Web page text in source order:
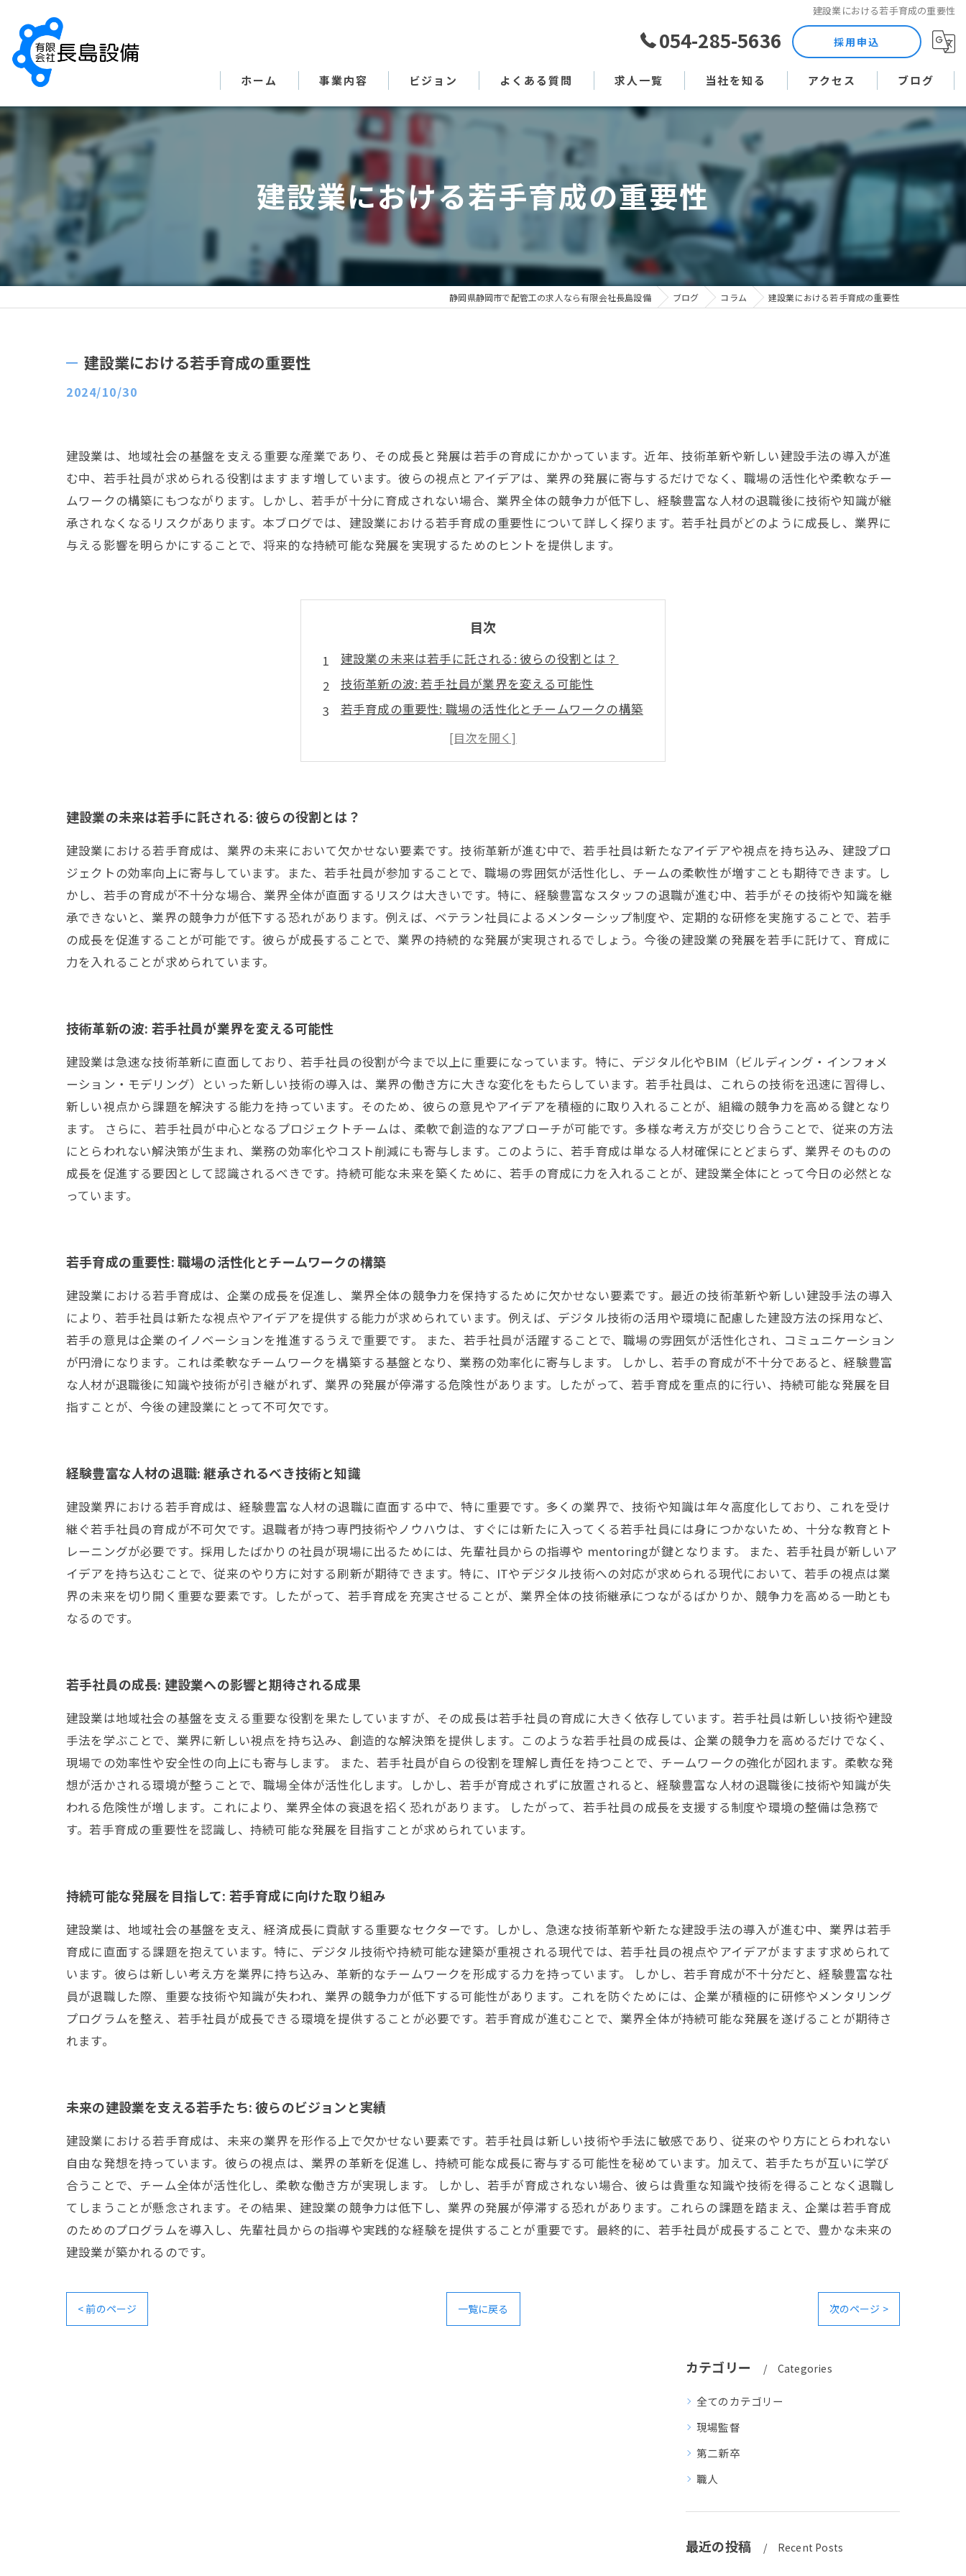
建設業における若手育成の重要性
054-285-5636 採用申込
ホーム 事業内容 ビジョン よくある質問 求人一覧 当社を知る
土木作業員
現場監督
未経験
直行直帰
アクセス ブログ
コラム
建設業における若手育成の重要性
静岡県静岡市で配管工の求人なら有限会社長島設備 ブログ コラム 建設業における若手育成の重要性
建設業における若手育成の重要性
2024/10/30
建設業は、地域社会の基盤を支える重要な産業であり、その成長と発展は若手の育成にかかっています。近年、技術革新や新しい建設手法の導入が進
む中、若手社員が求められる役割はますます増しています。彼らの視点とアイデアは、業界の発展に寄与するだけでなく、職場の活性化や柔軟なチー
ムワークの構築にもつながります。しかし、若手が十分に育成されない場合、業界全体の競争力が低下し、経験豊富な人材の退職後に技術や知識が継
承されなくなるリスクがあります。本ブログでは、建設業における若手育成の重要性について詳しく探ります。若手社員がどのように成長し、業界に
与える影響を明らかにすることで、将来的な持続可能な発展を実現するためのヒントを提供します。
目次
建設業の未来は若手に託される: 彼らの役割とは？
技術革新の波: 若手社員が業界を変える可能性
若手育成の重要性: 職場の活性化とチームワークの構築
経験豊富な人材の退職: 継承されるべき技術と知識
若手社員の成長: 建設業への影響と期待される成果
未来の建設業を支える若手たち: 彼らのビジョンと実績
建設業の未来は若手に託される: 彼らの役割とは？
建設業における若手育成は、業界の未来において欠かせない要素です。技術革新が進む中で、若手社員は新たなアイデアや視点を持ち込み、建設プロ
ジェクトの効率向上に寄与しています。また、若手社員が参加することで、職場の雰囲気が活性化し、チームの柔軟性が増すことも期待できます。し
かし、若手の育成が不十分な場合、業界全体が直面するリスクは大きいです。特に、経験豊富なスタッフの退職が進む中、若手がその技術や知識を継
承できないと、業界の競争力が低下する恐れがあります。例えば、ベテラン社員によるメンターシップ制度や、定期的な研修を実施することで、若手
の成長を促進することが可能です。彼らが成長することで、業界の持続的な発展が実現されるでしょう。今後の建設業の発展を若手に託けて、育成に
力を入れることが求められています。
技術革新の波: 若手社員が業界を変える可能性
建設業は急速な技術革新に直面しており、若手社員の役割が今まで以上に重要になっています。特に、デジタル化やBIM（ビルディング・インフォメ
ーション・モデリング）といった新しい技術の導入は、業界の働き方に大きな変化をもたらしています。若手社員は、これらの技術を迅速に習得し、
新しい視点から課題を解決する能力を持っています。そのため、彼らの意見やアイデアを積極的に取り入れることが、組織の競争力を高める鍵となり
ます。 さらに、若手社員が中心となるプロジェクトチームは、柔軟で創造的なアプローチが可能です。多様な考え方が交じり合うことで、従来の方法
にとらわれない解決策が生まれ、業務の効率化やコスト削減にも寄与します。このように、若手育成は単なる人材確保にとどまらず、業界そのものの
成長を促進する要因として認識されるべきです。持続可能な未来を築くために、若手の育成に力を入れることが、建設業全体にとって今日の必然とな
っています。
若手育成の重要性: 職場の活性化とチームワークの構築
建設業における若手育成は、企業の成長を促進し、業界全体の競争力を保持するために欠かせない要素です。最近の技術革新や新しい建設手法の導入
により、若手社員は新たな視点やアイデアを提供する能力が求められています。例えば、デジタル技術の活用や環境に配慮した建設方法の採用など、
若手の意見は企業のイノベーションを推進するうえで重要です。 また、若手社員が活躍することで、職場の雰囲気が活性化され、コミュニケーション
が円滑になります。これは柔軟なチームワークを構築する基盤となり、業務の効率化に寄与します。 しかし、若手の育成が不十分であると、経験豊富
な人材が退職後に知識や技術が引き継がれず、業界の発展が停滞する危険性があります。したがって、若手育成を重点的に行い、持続可能な発展を目
指すことが、今後の建設業にとって不可欠です。
経験豊富な人材の退職: 継承されるべき技術と知識
建設業界における若手育成は、経験豊富な人材の退職に直面する中で、特に重要です。多くの業界で、技術や知識は年々高度化しており、これを受け
継ぐ若手社員の育成が不可欠です。退職者が持つ専門技術やノウハウは、すぐには新たに入ってくる若手社員には身につかないため、十分な教育とト
レーニングが必要です。採用したばかりの社員が現場に出るためには、先輩社員からの指導や mentoringが鍵となります。 また、若手社員が新しいア
イデアを持ち込むことで、従来のやり方に対する刷新が期待できます。特に、ITやデジタル技術への対応が求められる現代において、若手の視点は業
界の未来を切り開く重要な要素です。したがって、若手育成を充実させることが、業界全体の技術継承につながるばかりか、競争力を高める一助とも
なるのです。
若手社員の成長: 建設業への影響と期待される成果
建設業は地域社会の基盤を支える重要な役割を果たしていますが、その成長は若手社員の育成に大きく依存しています。若手社員は新しい技術や建設
手法を学ぶことで、業界に新しい視点を持ち込み、創造的な解決策を提供します。このような若手社員の成長は、企業の競争力を高めるだけでなく、
現場での効率性や安全性の向上にも寄与します。 また、若手社員が自らの役割を理解し責任を持つことで、チームワークの強化が図れます。柔軟な発
想が活かされる環境が整うことで、職場全体が活性化します。しかし、若手が育成されずに放置されると、経験豊富な人材の退職後に技術や知識が失
われる危険性が増します。これにより、業界全体の衰退を招く恐れがあります。 したがって、若手社員の成長を支援する制度や環境の整備は急務で
す。若手育成の重要性を認識し、持続可能な発展を目指すことが求められています。
持続可能な発展を目指して: 若手育成に向けた取り組み
建設業は、地域社会の基盤を支え、経済成長に貢献する重要なセクターです。しかし、急速な技術革新や新たな建設手法の導入が進む中、業界は若手
育成に直面する課題を抱えています。特に、デジタル技術や持続可能な建築が重視される現代では、若手社員の視点やアイデアがますます求められて
います。彼らは新しい考え方を業界に持ち込み、革新的なチームワークを形成する力を持っています。 しかし、若手育成が不十分だと、経験豊富な社
員が退職した際、重要な技術や知識が失われ、業界の競争力が低下する可能性があります。これを防ぐためには、企業が積極的に研修やメンタリング
プログラムを整え、若手社員が成長できる環境を提供することが必要です。若手育成が進むことで、業界全体が持続可能な発展を遂げることが期待さ
れます。
未来の建設業を支える若手たち: 彼らのビジョンと実績
建設業における若手育成は、未来の業界を形作る上で欠かせない要素です。若手社員は新しい技術や手法に敏感であり、従来のやり方にとらわれない
自由な発想を持っています。彼らの視点は、業界の革新を促進し、持続可能な成長に寄与する可能性を秘めています。加えて、若手たちが互いに学び
合うことで、チーム全体が活性化し、柔軟な働き方が実現します。 しかし、若手が育成されない場合、彼らは貴重な知識や技術を得ることなく退職し
てしまうことが懸念されます。その結果、建設業の競争力は低下し、業界の発展が停滞する恐れがあります。これらの課題を踏まえ、企業は若手育成
のためのプログラムを導入し、先輩社員からの指導や実践的な経験を提供することが重要です。最終的に、若手社員が成長することで、豊かな未来の
建設業が築かれるのです。
< 前のページ 一覧に戻る 次のページ >
カテゴリー Categories
全てのカテゴリー
現場監督
第二新卒
職人
最近の投稿 Recent Posts